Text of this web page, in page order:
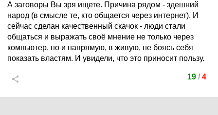
А заговоры Вы зря ищете. Причина рядом - здешний
народ (в смысле те, кто общается через интернет). И
сейчас сделан качественный скачок - люди стали
общаться и выражать своё мнение не только через
компьютер, но и напрямую, в живую, не боясь себя
показать властям. И увидели, что это приносит пользу.
19 / 4